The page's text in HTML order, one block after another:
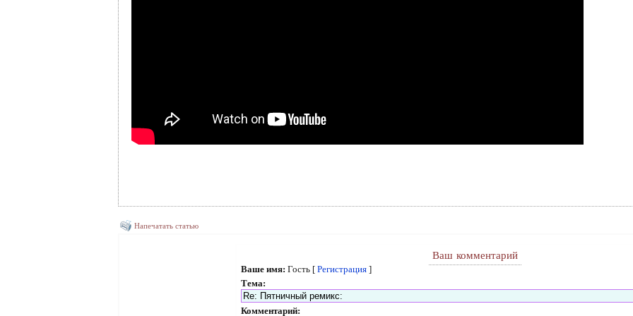
Напечатать статью
Ваш комментарий
Ваше имя: Гость [ Регистрация ]
Тема:
Комментарий: